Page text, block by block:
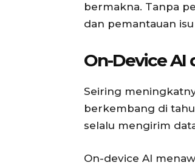
bermakna. Tanpa
dan pemantauan
On-Device AI
Seiring
berkembang di
selalu mengirim
On-device AI